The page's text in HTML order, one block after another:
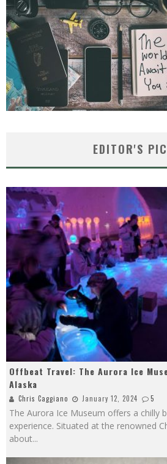
EDITOR'S
Offbeat Travel: The Aurora Ice
Alaska
Chris Caggiano January 12, 2024 5
The Aurora Ice Museum offers a chilly
experience. Situated at the renowned
about...